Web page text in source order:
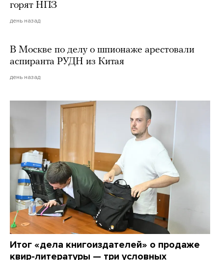
горят НПЗ
день назад
В Москве по делу о шпионаже арестовали
аспиранта РУДН из Китая
день назад
Итог «дела книгоиздателей» о продаже
квир-литературы — три условных